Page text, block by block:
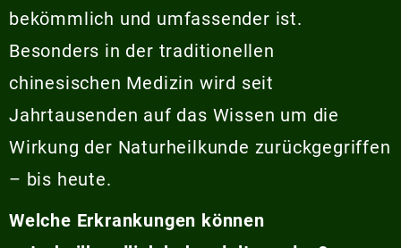
bekömmlich und umfassender ist.
Besonders in der traditionellen
chinesischen Medizin wird seit
Jahrtausenden auf das Wissen um die
Wirkung der Naturheilkunde zurückgegriffen
– bis heute.
Welche Erkrankungen können